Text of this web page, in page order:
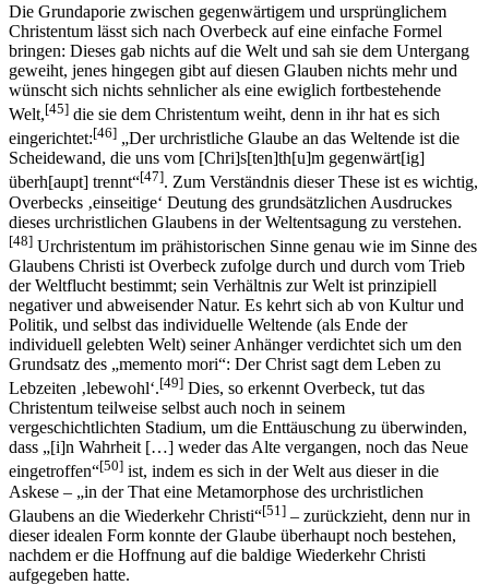
Die Grundaporie zwischen gegenwärtigem und ursprünglichem
Christentum lässt sich nach Overbeck auf eine einfache Formel
bringen: Dieses gab nichts auf die Welt und sah sie dem Untergang
geweiht, jenes hingegen gibt auf diesen Glauben nichts mehr und
wünscht sich nichts sehnlicher als eine ewiglich fortbestehende
Welt,[45] die sie dem Christentum weiht, denn in ihr hat es sich
eingerichtet:[46] „Der urchristliche Glaube an das Weltende ist die
Scheidewand, die uns vom [Chri]s[ten]th[u]m gegenwärt[ig]
überh[aupt] trennt“[47]. Zum Verständnis dieser These ist es wichtig,
Overbecks ‚einseitige‘ Deutung des grundsätzlichen Ausdruckes
dieses urchristlichen Glaubens in der Weltentsagung zu verstehen.
[48] Urchristentum im prähistorischen Sinne genau wie im Sinne des
Glaubens Christi ist Overbeck zufolge durch und durch vom Trieb
der Weltflucht bestimmt; sein Verhältnis zur Welt ist prinzipiell
negativer und abweisender Natur. Es kehrt sich ab von Kultur und
Politik, und selbst das individuelle Weltende (als Ende der
individuell gelebten Welt) seiner Anhänger verdichtet sich um den
Grundsatz des „memento mori“: Der Christ sagt dem Leben zu
Lebzeiten ‚lebewohl‘.[49] Dies, so erkennt Overbeck, tut das
Christentum teilweise selbst auch noch in seinem
vergeschichtlichten Stadium, um die Enttäuschung zu überwinden,
dass „[i]n Wahrheit […] weder das Alte vergangen, noch das Neue
eingetroffen“[50] ist, indem es sich in der Welt aus dieser in die
Askese – „in der That eine Metamorphose des urchristlichen
Glaubens an die Wiederkehr Christi“[51] – zurückzieht, denn nur in
dieser idealen Form konnte der Glaube überhaupt noch bestehen,
nachdem er die Hoffnung auf die baldige Wiederkehr Christi
aufgegeben hatte.